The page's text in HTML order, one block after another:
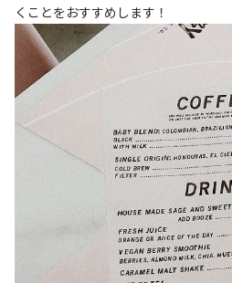
くことをおすすめします！